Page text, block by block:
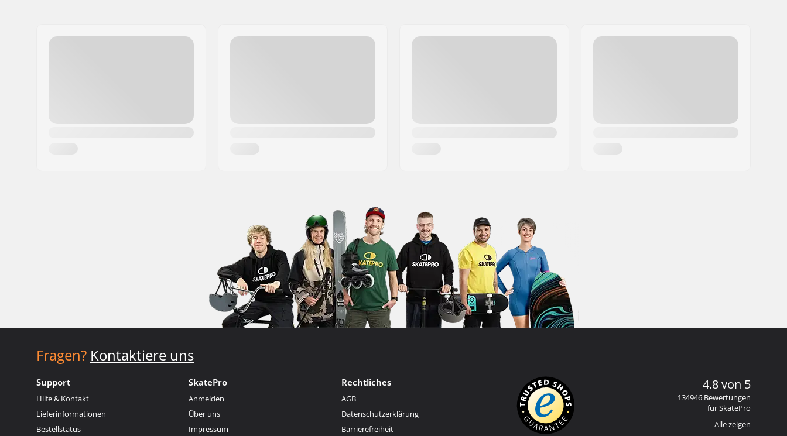
Fragen? Kontaktiere uns
Support
Hilfe & Kontakt
Lieferinformationen
Bestellstatus
SkatePro
Anmelden
Über uns
Impressum
Rechtliches
AGB
Datenschutzerklärung
Barrierefreiheit
4.8 von 5
134946 Bewertungen
für SkatePro
Alle zeigen